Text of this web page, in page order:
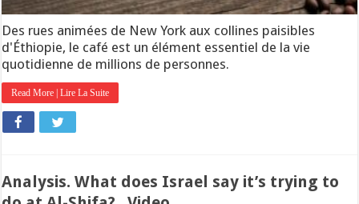
Des rues animées de New York aux collines paisibles
d'Éthiopie, le café est un élément essentiel de la vie
quotidienne de millions de personnes.
Read More | Lire La Suite
Analysis. What does Israel say it’s trying to